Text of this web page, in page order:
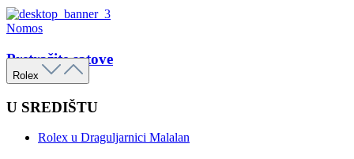
Nomos
Pretražite satove
Rolex
U SREDIŠTU
Rolex u Draguljarnici Malalan